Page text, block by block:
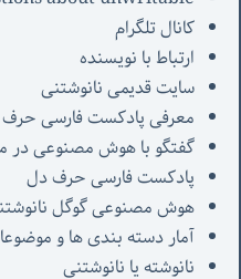
کانال تلگرام
ارتباط با نویسنده
سایت قدیمی نانوشتنی
معرفی پادکست فارسی
گفتگو با هوش مصنوعی در
پادکست فارسی حرف دل
هوش مصنوعی گوگل
آمار دسته بندی ها و
نانوشته یا نانوشتنی